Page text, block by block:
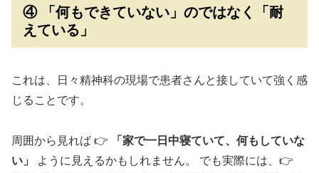
④ 「何もできていない」のではなく「耐
えている」
これは、日々精神科の現場で患者さんと接していて強く感
じることです。
周囲から見れば 👉
「家で一日中寝ていて、何もしていな
い」
ように見えるかもしれません。 でも実際には、👉